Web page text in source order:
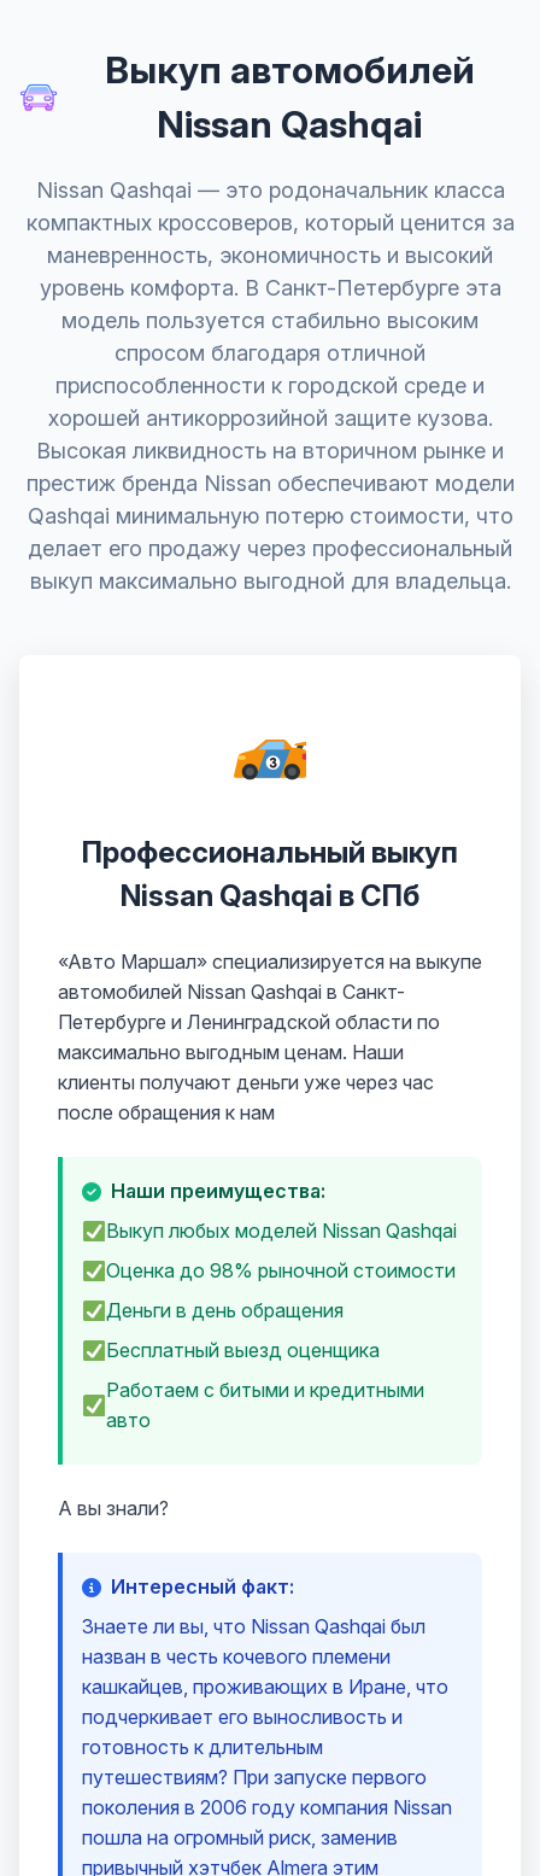
Выкуп автомобилей
Nissan Qashqai
Nissan Qashqai — это родоначальник класса
компактных кроссоверов, который ценится за
маневренность, экономичность и высокий
уровень комфорта. В Санкт-Петербурге эта
модель пользуется стабильно высоким
спросом благодаря отличной
приспособленности к городской среде и
хорошей антикоррозийной защите кузова.
Высокая ликвидность на вторичном рынке и
престиж бренда Nissan обеспечивают модели
Qashqai минимальную потерю стоимости, что
делает его продажу через профессиональный
выкуп максимально выгодной для владельца.
Профессиональный выкуп
Nissan Qashqai в СПб
«Авто Маршал» специализируется на выкупе
автомобилей Nissan Qashqai в Санкт-
Петербурге и Ленинградской области по
максимально выгодным ценам. Наши
клиенты получают деньги уже через час
после обращения к нам
Наши преимущества:
Выкуп любых моделей Nissan Qashqai
Оценка до 98% рыночной стоимости
Деньги в день обращения
Бесплатный выезд оценщика
Работаем с битыми и кредитными
авто
А вы знали?
Интересный факт:
Знаете ли вы, что Nissan Qashqai был
назван в честь кочевого племени
кашкайцев, проживающих в Иране, что
подчеркивает его выносливость и
готовность к длительным
путешествиям? При запуске первого
поколения в 2006 году компания Nissan
пошла на огромный риск, заменив
привычный хэтчбек Almera этим